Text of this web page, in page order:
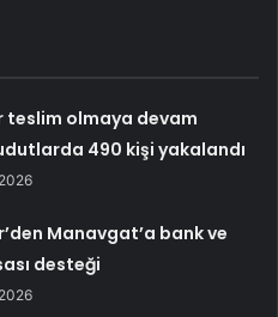
teslim olmaya devam
490 kişi yakalandı
Manavgat’a bank ve
desteği